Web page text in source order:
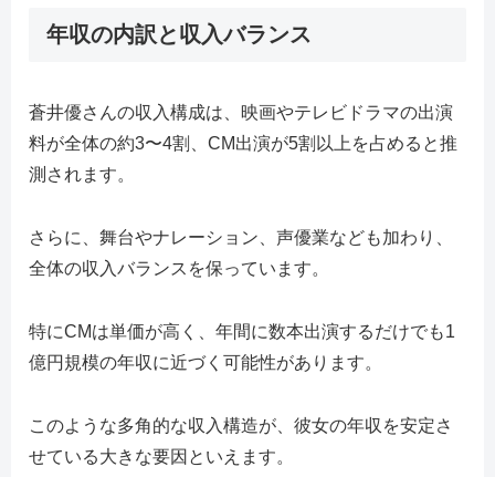
年収の内訳と収入バランス
蒼井優さんの収入構成は、映画やテレビドラマの出演
料が全体の約3〜4割、CM出演が5割以上を占めると推
測されます。
さらに、舞台やナレーション、声優業なども加わり、
全体の収入バランスを保っています。
特にCMは単価が高く、年間に数本出演するだけでも1
億円規模の年収に近づく可能性があります。
このような多角的な収入構造が、彼女の年収を安定さ
せている大きな要因といえます。